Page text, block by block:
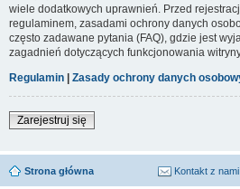
wiele dodatkowych uprawnień. Przed
regulaminem, zasadami ochrony danych
często zadawane pytania (FAQ), gdzie jest
zagadnień dotyczących funkcjonowania
Regulamin | Zasady ochrony danych
Zarejestruj się
Strona główna Kontakt z nami